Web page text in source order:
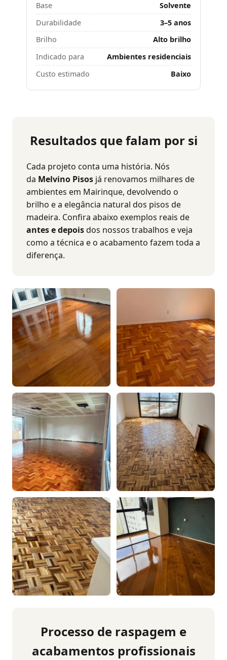
Base
Solvente
Durabilidade
3–5 anos
Brilho
Alto brilho
Indicado para
Ambientes residenciais
Custo estimado
Baixo
Resultados que falam por si
Cada projeto conta uma história. Nós
da Melvino Pisos já renovamos milhares de
ambientes em Mairinque, devolvendo o
brilho e a elegância natural dos pisos de
madeira. Confira abaixo exemplos reais de
antes e depoisdos nossos trabalhos e veja
como a técnica e o acabamento fazem toda a
diferença.
Processo de raspagem e
acabamentos profissionais